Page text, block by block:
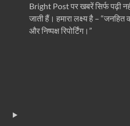
Bright Post पर खबरें सिर्फ पढ़ी
जाती हैं। हमारा लक्ष्य है – “जनहित
और निष्पक्ष रिपोर्टिंग।”